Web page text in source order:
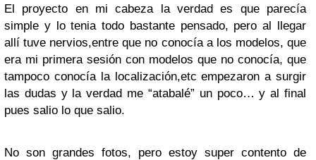
El proyecto en mi cabeza la verdad es que parecía
simple y lo tenia todo bastante pensado, pero al llegar
allí tuve nervios,entre que no conocía a los modelos, que
era mi primera sesión con modelos que no conocía, que
tampoco conocía la localización,etc empezaron a surgir
las dudas y la verdad me “atabalé” un poco… y al final
pues salio lo que salio.
No son grandes fotos, pero estoy super contento de